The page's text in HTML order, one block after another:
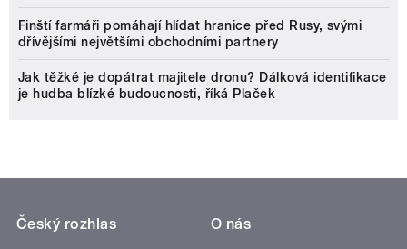
Finští farmáři pomáhají hlídat hranice před Rusy, svými
dřívějšími největšími obchodními partnery
Jak těžké je dopátrat majitele dronu? Dálková identifikace
je hudba blízké budoucnosti, říká Plaček
Český rozhlas
O nás